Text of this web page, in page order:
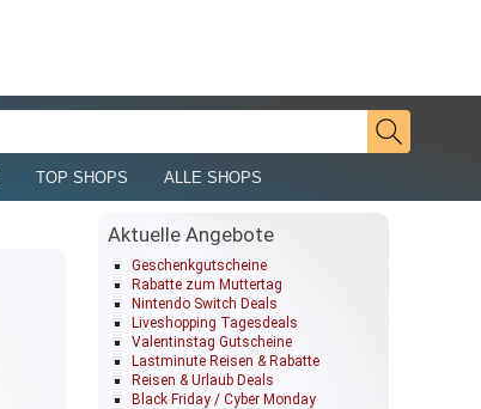
TOP SHOPS ALLE SHOPS
Aktuelle Angebote
Geschenkgutscheine
Rabatte zum Muttertag
Nintendo Switch Deals
Liveshopping Tagesdeals
Valentinstag Gutscheine
Lastminute Reisen & Rabatte
Reisen & Urlaub Deals
Black Friday / Cyber Monday